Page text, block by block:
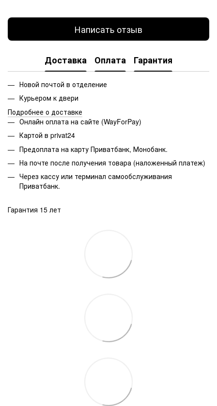
Написать отзыв
Доставка Оплата Гарантия
Новой почтой в отделение
Курьером к двери
Подробнее о доставке
Онлайн оплата на сайте (WayForPay)
Картой в privat24
Предоплата на карту Приватбанк, Монобанк.
На почте после получения товара (наложенный платеж)
Через кассу или терминал самообслуживания
Приватбанк.
Гарантия 15 лет